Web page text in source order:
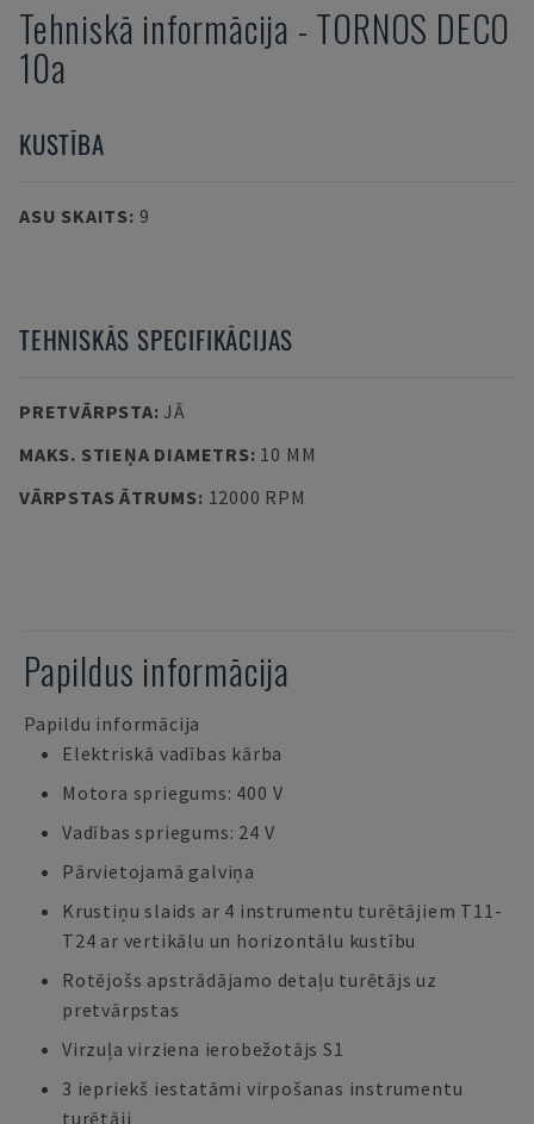
Tehniskā informācija - TORNOS DECO
10a
KUSTĪBA
ASU SKAITS: 9
TEHNISKĀS SPECIFIKĀCIJAS
PRETVĀRPSTA:JĀ
MAKS. STIEŅA DIAMETRS: 10 MM
VĀRPSTAS ĀTRUMS: 12000 RPM
Papildus informācija
Papildu informācija
Elektriskā vadības kārba
Motora spriegums: 400 V
Vadības spriegums: 24 V
Pārvietojamā galviņa
Krustiņu slaids ar 4 instrumentu turētājiem T11-
T24 ar vertikālu un horizontālu kustību
Rotējošs apstrādājamo detaļu turētājs uz
pretvārpstas
Virzuļa virziena ierobežotājs S1
3 iepriekš iestatāmi virpošanas instrumentu
turētāji